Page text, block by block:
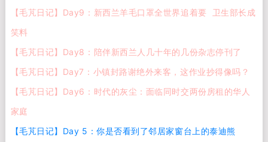
【毛芃日记】Day9：新西兰羊毛口罩全世界追着要 卫生部长成
笑料
【毛芃日记】Day8：陪伴新西兰人几十年的几份杂志停刊了
【毛芃日记】Day7：小镇封路谢绝外来客，这作业抄得像吗？
【毛芃日记】Day6：时代的灰尘：面临同时交两份房租的华人
家庭
【毛芃日记】Day 5：你是否看到了邻居家窗台上的泰迪熊